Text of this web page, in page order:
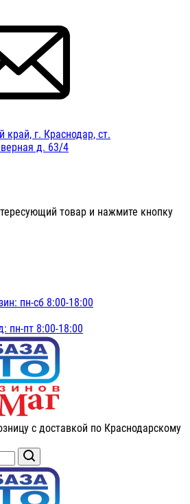
край, г. Краснодар, ст.
д. 63/4
товар и нажмите кнопку
пн-сб 8:00-18:00
пн-пт 8:00-18:00
с доставкой по Краснодарскому